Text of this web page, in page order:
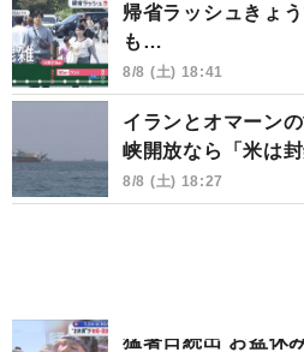
帰省ラッシュきょ
も…
8/8 (土) 18:41
イランとオマーン
峡開放なら「米は
8/8 (土) 18:27
猛暑日続出 お盆休